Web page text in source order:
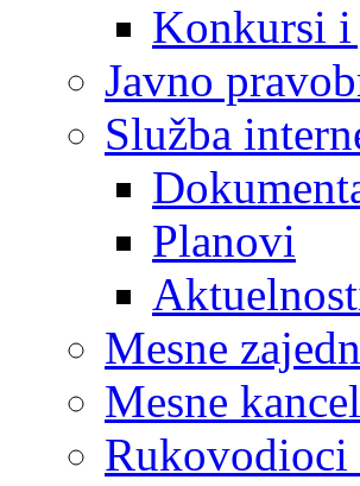
Konkursi
Javno
Služba
Planovi
Mesne
Mesne
Rukovodioci